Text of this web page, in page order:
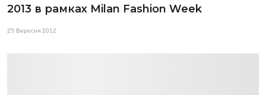
2013 в рамках Milan Fashion Week
25 Вересня 2012